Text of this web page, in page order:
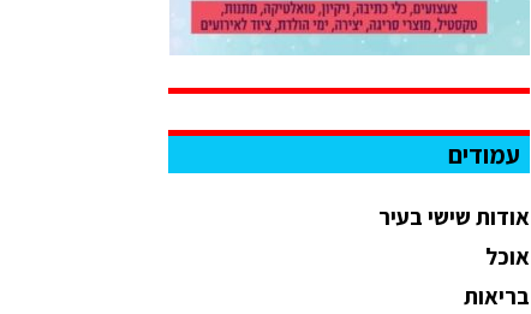
עמודים
אודות שישי בעיר
אוכל
בריאות